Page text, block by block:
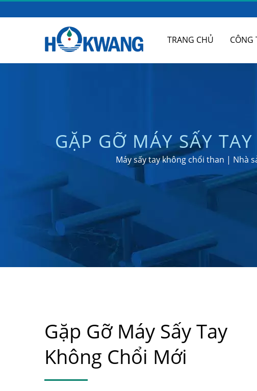
TRANG CHỦ CÔNG
GẶP GỠ MÁY SẤY
CẦU CÓ GHẾ
Máy sấy tay không chổi than | Nhà
Gặp Gỡ Máy Sấy Tay
Không Chổi Mới